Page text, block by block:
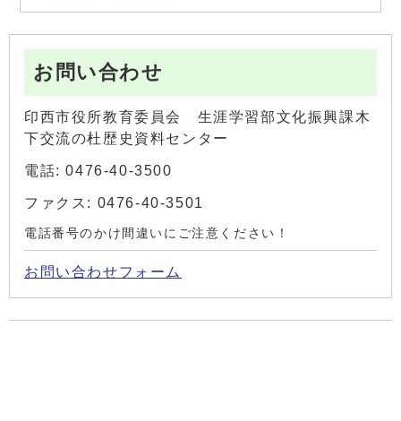
お問い合わせ
印西市役所教育委員会 生涯学習部文化振興課木
下交流の杜歴史資料センター
電話: 0476-40-3500
ファクス: 0476-40-3501
電話番号のかけ間違いにご注意ください！
お問い合わせフォーム